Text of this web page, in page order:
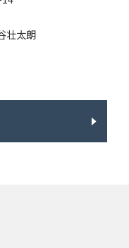
壮太朗